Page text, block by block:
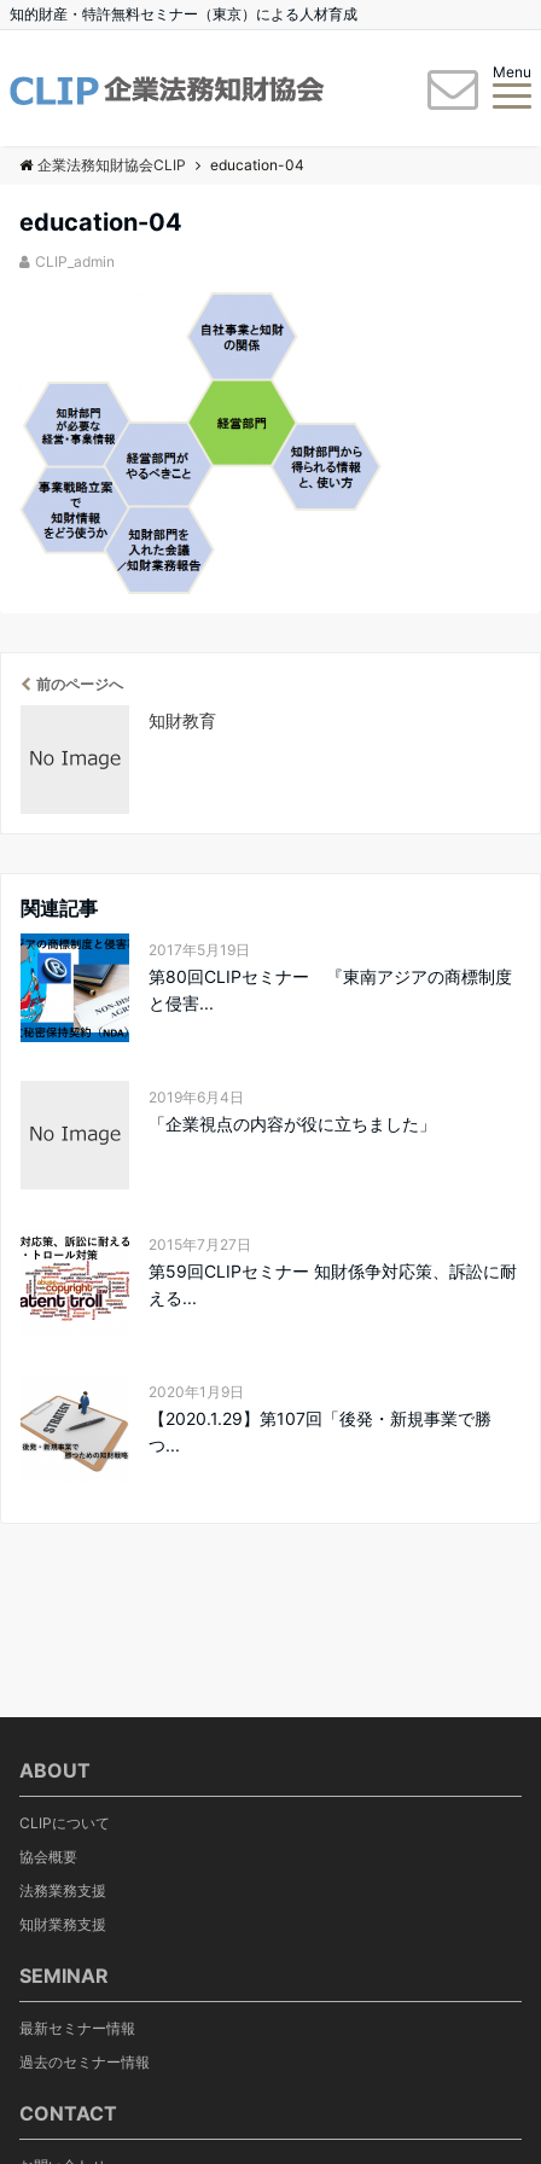
知的財産・特許無料セミナー（東京）による人材育成
Menu
企業法務知財協会CLIP education-04
education-04
CLIP_admin
前のページへ
知財教育
関連記事
2017年5月19日
第80回CLIPセミナー 『東南アジアの商標制度
と侵害...
2019年6月4日
「企業視点の内容が役に立ちました」
2015年7月27日
第59回CLIPセミナー 知財係争対応策、訴訟に耐
える...
2020年1月9日
【2020.1.29】第107回「後発・新規事業で勝
つ...
ABOUT
CLIPについて
協会概要
法務業務支援
知財業務支援
SEMINAR
最新セミナー情報
過去のセミナー情報
CONTACT